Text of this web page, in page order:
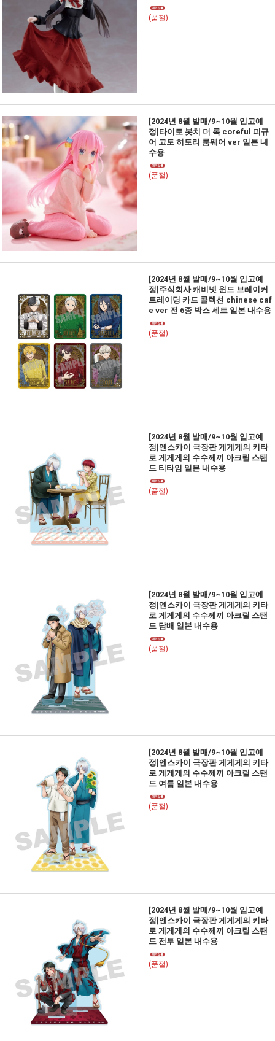
(품절)
[2024년 8월 발매/9~10월 입고예
정]타이토 봇치 더 록 coreful 피규
어 고토 히토리 룸웨어 ver 일본 내
수용
(품절)
[2024년 8월 발매/9~10월 입고예
정]주식회사 캐비넷 윈드 브레이커
트레이딩 카드 콜렉션 chinese caf
e ver 전 6종 박스 세트 일본 내수용
(품절)
[2024년 8월 발매/9~10월 입고예
정]엔스카이 극장판 게게게의 키타
로 게게게의 수수께끼 아크릴 스탠
드 티타임 일본 내수용
(품절)
[2024년 8월 발매/9~10월 입고예
정]엔스카이 극장판 게게게의 키타
로 게게게의 수수께끼 아크릴 스탠
드 담배 일본 내수용
(품절)
[2024년 8월 발매/9~10월 입고예
정]엔스카이 극장판 게게게의 키타
로 게게게의 수수께끼 아크릴 스탠
드 여름 일본 내수용
(품절)
[2024년 8월 발매/9~10월 입고예
정]엔스카이 극장판 게게게의 키타
로 게게게의 수수께끼 아크릴 스탠
드 전투 일본 내수용
(품절)